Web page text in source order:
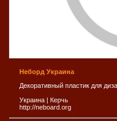
Неборд Украина
Декоративный пластик для
Украина | Керчь
http://neboard.org